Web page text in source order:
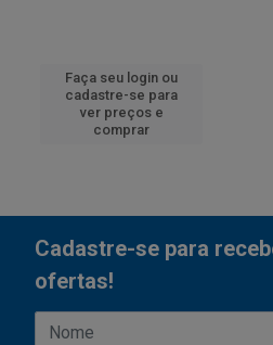
Faça seu login ou
cadastre-se para
ver preços e
comprar
Cadastre-se para
ofertas!